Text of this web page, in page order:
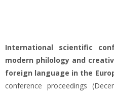
International scientific
modern philology and
foreign language in the
conference proceedings